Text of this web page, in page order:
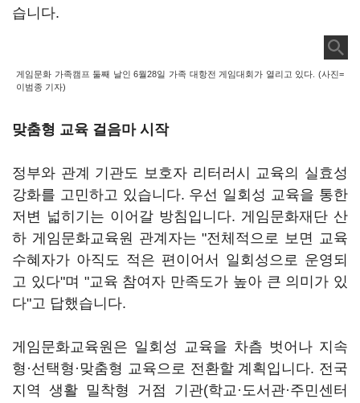
습니다.
게임문화 가족캠프 둘째 날인 6월28일 가족 대항전 게임대회가 열리고 있다. (사진=
이범종 기자)
맞춤형 교육 걸음마 시작
정부와 관계 기관도 보호자 리터러시 교육의 실효성
강화를 고민하고 있습니다. 우선 일회성 교육을 통한
저변 넓히기는 이어갈 방침입니다. 게임문화재단 산
하 게임문화교육원 관계자는 "전체적으로 보면 교육
수혜자가 아직도 적은 편이어서 일회성으로 운영되
고 있다"며 "교육 참여자 만족도가 높아 큰 의미가 있
다"고 답했습니다.
게임문화교육원은 일회성 교육을 차츰 벗어나 지속
형·선택형·맞춤형 교육으로 전환할 계획입니다. 전국
지역 생활 밀착형 거점 기관(학교·도서관·주민센터